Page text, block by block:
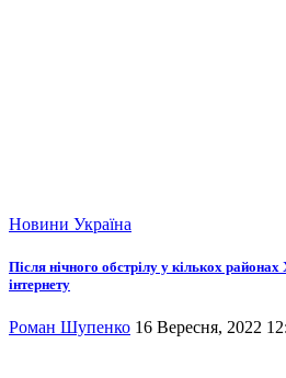
Новини Україна
Після нічного обстрілу у кількох
інтернету
Роман Шупенко 16 Вересня, 2022